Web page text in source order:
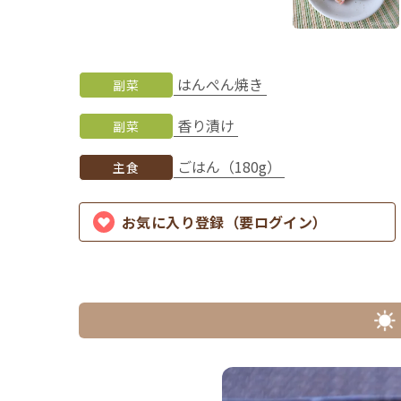
副菜 はんぺん焼き
副菜 香り漬け
主食 ごはん（180g）
お気に入り登録（要ログイン）